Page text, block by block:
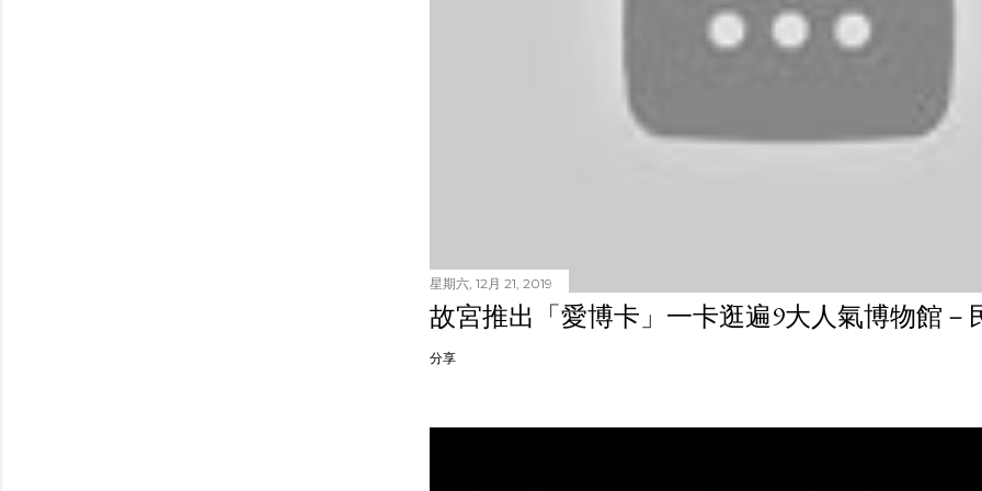
星期六, 12月 21, 2019
故宮推出「愛博卡」一卡逛遍9大人氣博物館－
分享